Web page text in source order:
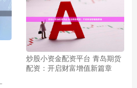
炒股小资金配资平台 青岛期货
配资：开启财富增值新篇章